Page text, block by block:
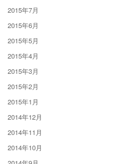
2015年7月
2015年6月
2015年5月
2015年4月
2015年3月
2015年2月
2015年1月
2014年12月
2014年11月
2014年10月